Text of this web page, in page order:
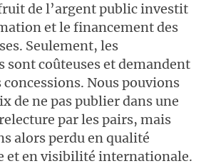
de l’argent public investit
et le financement des
Seulement, les
sont coûteuses et demandent
concessions. Nous pouvions
de ne pas publier dans une
par les pairs, mais
alors perdu en qualité
et en visibilité internationale.